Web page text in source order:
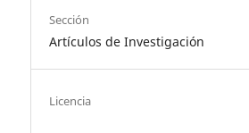
Sección
Artículos de Investigación
Licencia